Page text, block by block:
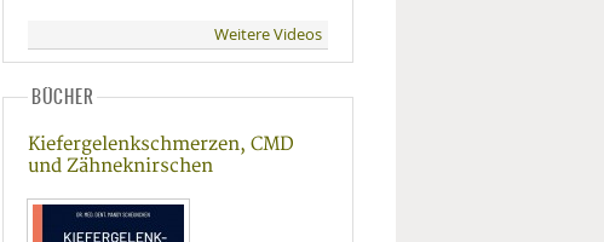
Weitere Videos
BÜCHER
Kiefergelenkschmerzen, CMD
und Zähneknirschen